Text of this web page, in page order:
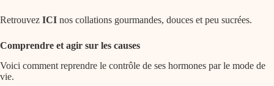
Retrouvez ICI nos collations gourmandes, douces et peu sucrées.
Comprendre et agir sur les causes
Voici comment reprendre le contrôle de ses hormones par le mode de
vie.